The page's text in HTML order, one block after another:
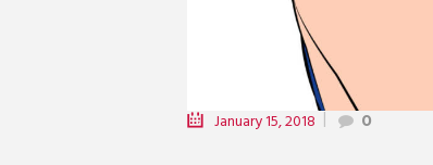
January 15, 2018 0